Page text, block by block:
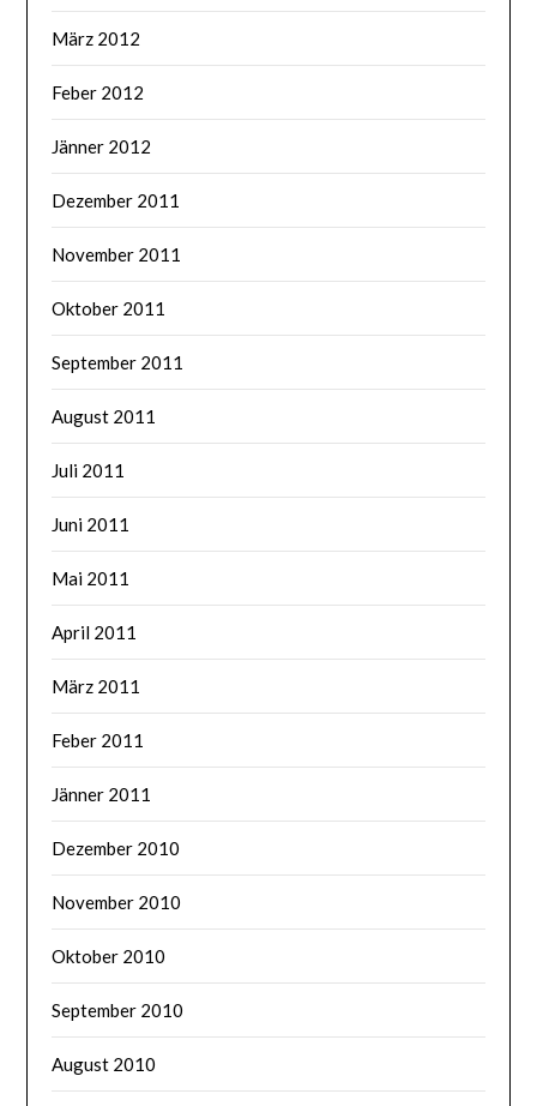
März 2012
Feber 2012
Jänner 2012
Dezember 2011
November 2011
Oktober 2011
September 2011
August 2011
Juli 2011
Juni 2011
Mai 2011
April 2011
März 2011
Feber 2011
Jänner 2011
Dezember 2010
November 2010
Oktober 2010
September 2010
August 2010